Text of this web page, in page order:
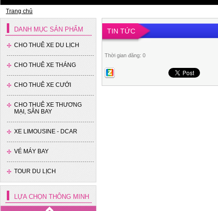
Trang chủ
DANH MỤC SẢN PHẨM
CHO THUÊ XE DU LỊCH
CHO THUÊ XE THÁNG
CHO THUÊ XE CƯỚI
CHO THUÊ XE THƯƠNG
MẠI, SÂN BAY
XE LIMOUSINE - DCAR
VÉ MÁY BAY
TOUR DU LỊCH
LỰA CHỌN THÔNG MINH
Xe 7 chỗ - Toyota Innova
Xe 7 chỗ - Ford Everest
Xe 7 chỗ - Toyota Fotuner
TIN TỨC
Thời gian đăng: 0